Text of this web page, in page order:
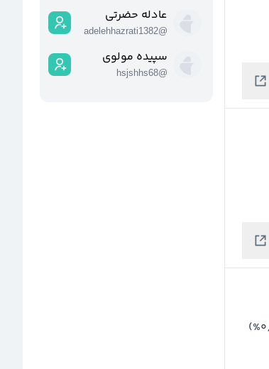
عادله حضرتی
@
adelehhazrati1382
سپیده مولوی
@
hsjshhs68